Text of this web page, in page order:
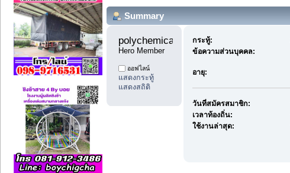
Summary
Hero Member
ออฟไลน์
แสดงกระทู้
แสดงสถิติ
กระทู้:
ข้อความส่วนบุคคล:
อายุ:
วันที่สมัครสมาชิก:
เวลาท้องถิ่น:
ใช้งานล่าสุด: